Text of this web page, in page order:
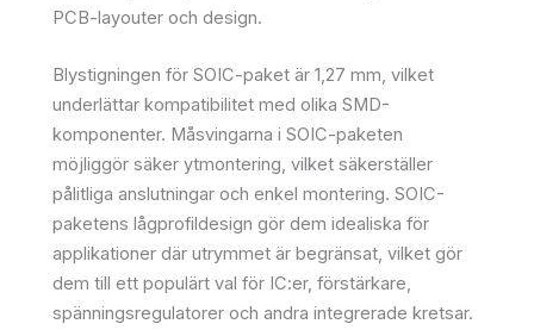
PCB-layouter och design.
Blystigningen för SOIC-paket är 1,27 mm, vilket
underlättar kompatibilitet med olika SMD-
komponenter. Måsvingarna i SOIC-paketen
möjliggör säker ytmontering, vilket säkerställer
pålitliga anslutningar och enkel montering. SOIC-
paketens lågprofildesign gör dem idealiska för
applikationer där utrymmet är begränsat, vilket gör
dem till ett populärt val för IC:er, förstärkare,
spänningsregulatorer och andra integrerade kretsar.